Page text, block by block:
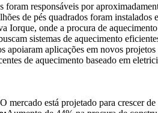
responsáveis ​​por
de pés quadrados foram
Iorque, onde a procura de
sistemas de aquecimento
apoiaram aplicações em novos
de aquecimento baseado em
O mercado está projetado para crescer